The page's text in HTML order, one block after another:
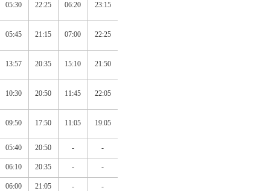
05:30 22:25 06:20 23:15
05:45 21:15 07:00 22:25
13:57 20:35 15:10 21:50
10:30 20:50 11:45 22:05
09:50 17:50 11:05 19:05
05:40 20:50 - -
06:10 20:35 - -
06:00 21:05 - -